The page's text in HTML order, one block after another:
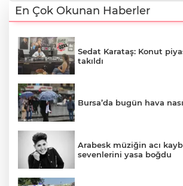
En Çok Okunan Haberler
Sedat Karataş: Konut
takıldı
Bursa’da bugün hava
Arabesk müziğin acı
sevenlerini yasa boğdu